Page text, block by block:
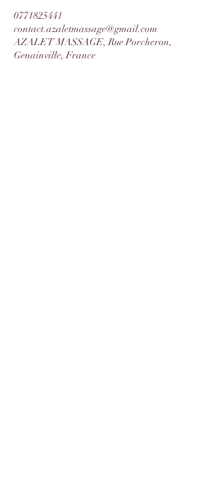
0771825441
contact.azaletmassage@gmail.com
AZALET MASSAGE, Rue Porcheron,
Genainville, France